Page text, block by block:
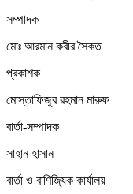
সম্পাদক
মোঃ আরমান কবীর সৈকত
প্রকাশক
মোস্তাফিজুর রহমান মারুফ
বার্তা-সম্পাদক
সাহান হাসান
বার্তা ও বাণিজ্যিক কার্যালয়